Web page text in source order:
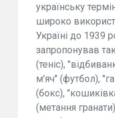
українську
широко
Україні до 1939
запропонував
(теніс),
м'яч" (футбол),
(бокс),
(метання